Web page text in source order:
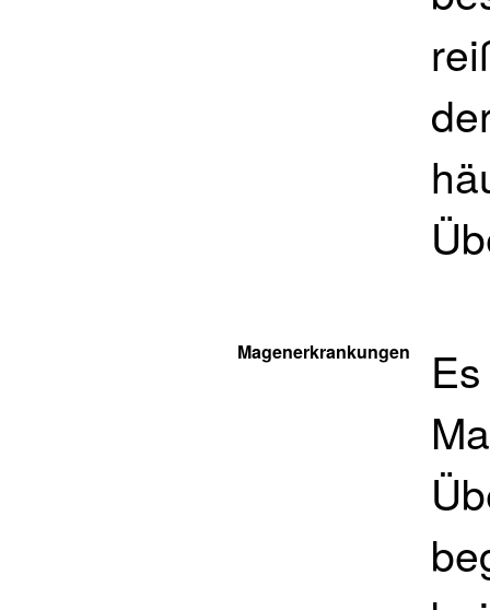
Magenerkrankungen